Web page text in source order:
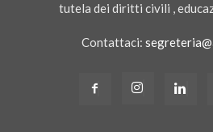
tutela dei diritti civili ,
Contattaci: